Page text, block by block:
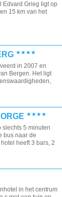
Edvard Grieg ligt op
15 km van het
in 2007 en
Bergen. Het ligt
slechts 5 minuten
bus naar de
heeft 3 bars, 2
in het centrum